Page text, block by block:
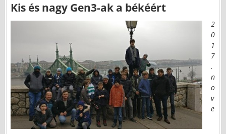
Kis és nagy Gen3-ak a békéért
2
0
1
7
.
n
o
v
e